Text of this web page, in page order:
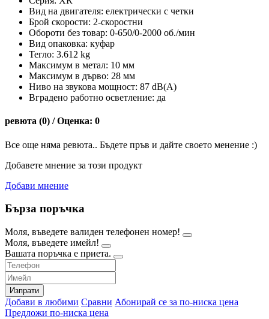
Вид на двигателя: електрически с четки
Брой скорости: 2-скоростни
Обороти без товар: 0-650/0-2000 об./мин
Вид опаковка: куфар
Тегло: 3.612 kg
Максимум в метал: 10 мм
Максимум в дърво: 28 мм
Ниво на звукова мощност: 87 dB(A)
Вградено работно осветление: да
ревюта (0) / Оценка: 0
Все още няма ревюта.. Бъдете пръв и дайте своето менение :)
Добавете мнение за този продукт
Добави мнение
Бърза поръчка
Моля, въведете валиден телефонен номер!
Моля, въведете имейл!
Вашата поръчка е приета.
Изпрати
Добави в любими Сравни Абонирай се за по-ниска цена
Предложи по-ниска цена